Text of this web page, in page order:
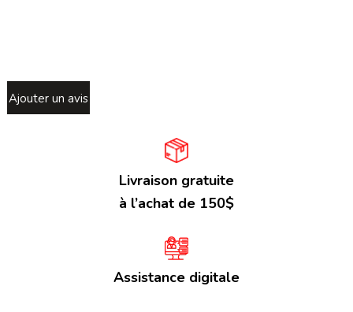
Ajouter un avis
Livraison gratuite
à l’achat de 150$
Assistance digitale